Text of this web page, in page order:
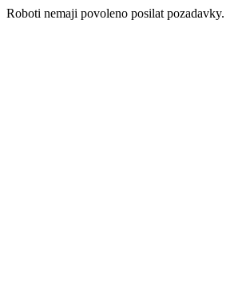
Roboti nemaji povoleno posilat pozadavky.